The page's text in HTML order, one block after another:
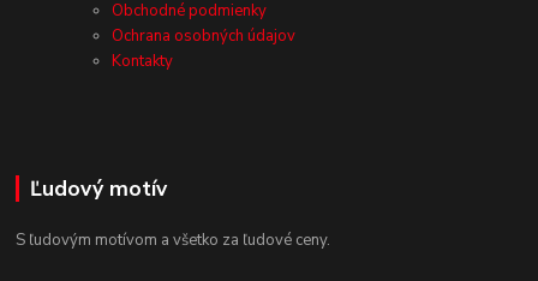
Obchodné podmienky
Ochrana osobných údajov
Kontakty
Ľudový motív
S ľudovým motívom a všetko za ľudové ceny.